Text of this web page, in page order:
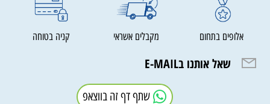
אלופים בתחום מקבלים אשראי קניה בטוחה
שאל אותנו בE-MAIL
שתף דף זה בווצאפ